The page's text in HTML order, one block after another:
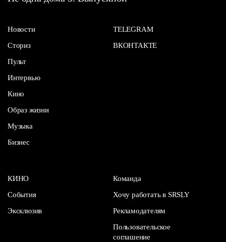
Новости
Сториз
Пульт
Интервью
Кино
Образ жизни
Музыка
Бизнес
TELEGRAM
ВКОНТАКТЕ
КИНО
События
Эксклюзив
Команда
Хочу работать в SRSLY
Рекламодателям
Пользовательское
соглашение